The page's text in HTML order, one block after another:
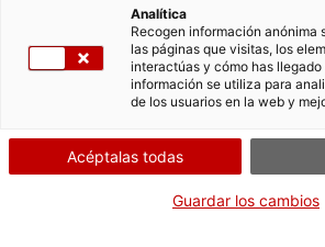
Servicios de Internacionalización
Servicios de Innovación Servicios
Actividades
Contacto
Por Internet
Iniciar. Acceder a Trámites
Infórmate sobre otras formas
Analítica
Recogen información anónima
las páginas que visitas, los
interactúas y cómo has llegado
información se utiliza para
de los usuarios en la web y
Acéptalas todas
Guardar los cambios